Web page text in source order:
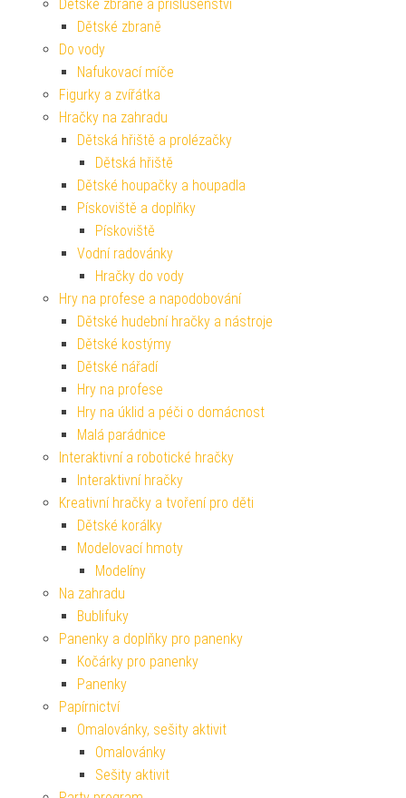
Dětské zbraně a příslušenství
Dětské zbraně
Do vody
Nafukovací míče
Figurky a zvířátka
Hračky na zahradu
Dětská hřiště a prolézačky
Dětská hřiště
Dětské houpačky a houpadla
Pískoviště a doplňky
Pískoviště
Vodní radovánky
Hračky do vody
Hry na profese a napodobování
Dětské hudební hračky a nástroje
Dětské kostýmy
Dětské nářadí
Hry na profese
Hry na úklid a péči o domácnost
Malá parádnice
Interaktivní a robotické hračky
Interaktivní hračky
Kreativní hračky a tvoření pro děti
Dětské korálky
Modelovací hmoty
Modelíny
Na zahradu
Bublifuky
Panenky a doplňky pro panenky
Kočárky pro panenky
Panenky
Papírnictví
Omalovánky, sešity aktivit
Omalovánky
Sešity aktivit